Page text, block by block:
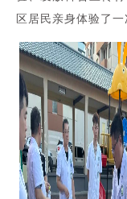
区居民亲身体验了一